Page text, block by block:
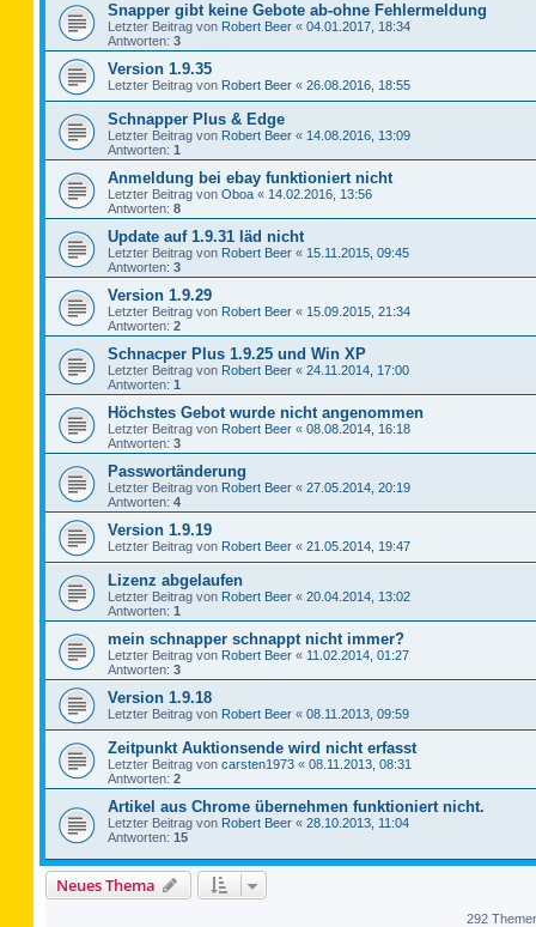
Snapper gibt keine Gebote ab-ohne Fehlermeldung
Letzter Beitrag von Robert Beer « 04.01.2017, 18:34
Antworten: 3
Version 1.9.35
Letzter Beitrag von Robert Beer « 26.08.2016, 18:55
Schnapper Plus & Edge
Letzter Beitrag von Robert Beer « 14.08.2016, 13:09
Antworten: 1
Anmeldung bei ebay funktioniert nicht
Letzter Beitrag von Oboa « 14.02.2016, 13:56
Antworten: 8
Update auf 1.9.31 läd nicht
Letzter Beitrag von Robert Beer « 15.11.2015, 09:45
Antworten: 3
Version 1.9.29
Letzter Beitrag von Robert Beer « 15.09.2015, 21:34
Antworten: 2
Schnacper Plus 1.9.25 und Win XP
Letzter Beitrag von Robert Beer « 24.11.2014, 17:00
Antworten: 1
Höchstes Gebot wurde nicht angenommen
Letzter Beitrag von Robert Beer « 08.08.2014, 16:18
Antworten: 3
Passwortänderung
Letzter Beitrag von Robert Beer « 27.05.2014, 20:19
Antworten: 4
Version 1.9.19
Letzter Beitrag von Robert Beer « 21.05.2014, 19:47
Lizenz abgelaufen
Letzter Beitrag von Robert Beer « 20.04.2014, 13:02
Antworten: 1
mein schnapper schnappt nicht immer?
Letzter Beitrag von Robert Beer « 11.02.2014, 01:27
Antworten: 3
Version 1.9.18
Letzter Beitrag von Robert Beer « 08.11.2013, 09:59
Zeitpunkt Auktionsende wird nicht erfasst
Letzter Beitrag von carsten1973 « 08.11.2013, 08:31
Antworten: 2
Artikel aus Chrome übernehmen funktioniert nicht.
Letzter Beitrag von Robert Beer « 28.10.2013, 11:04
Antworten: 15
Neues Thema
292